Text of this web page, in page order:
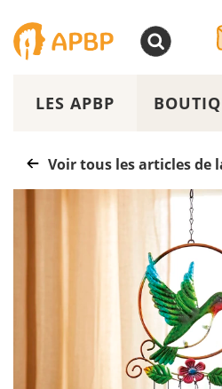
LES APBP
Voir tous les articles de